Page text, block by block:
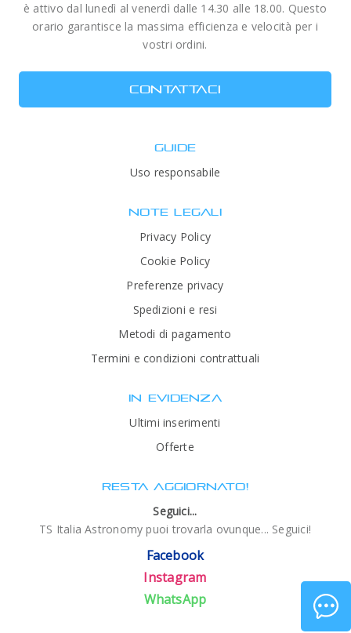
è attivo dal lunedì al venerdì dalle 14.30 alle 18.00. Questo
orario garantisce la massima efficienza e velocità per i
vostri ordini.
CONTATTACI
GUIDE
Uso responsabile
NOTE LEGALI
Privacy Policy
Cookie Policy
Preferenze privacy
Spedizioni e resi
Metodi di pagamento
Termini e condizioni contrattuali
IN EVIDENZA
Ultimi inserimenti
Offerte
RESTA AGGIORNATO!
Seguici...
TS Italia Astronomy puoi trovarla ovunque... Seguici!
Facebook
Instagram
WhatsApp